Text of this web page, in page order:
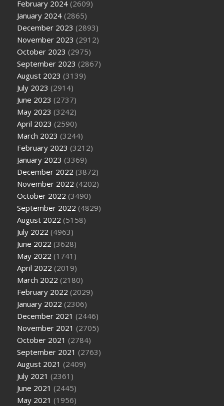
February 2024 (2609)
January 2024 (2865)
December 2023 (2893)
November 2023 (2912)
October 2023 (2975)
September 2023 (2867)
August 2023 (3139)
July 2023 (2914)
June 2023 (2737)
May 2023 (3242)
April 2023 (2590)
March 2023 (3244)
February 2023 (3212)
January 2023 (3369)
December 2022 (3872)
November 2022 (4202)
October 2022 (3490)
September 2022 (4829)
August 2022 (5158)
July 2022 (4963)
June 2022 (3628)
May 2022 (1741)
April 2022 (2019)
March 2022 (2180)
February 2022 (2029)
January 2022 (2306)
December 2021 (2446)
November 2021 (2705)
October 2021 (2784)
September 2021 (2763)
August 2021 (2409)
July 2021 (2361)
June 2021 (2445)
May 2021 (1956)